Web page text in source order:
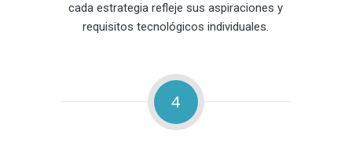
cada estrategia refleje sus aspiraciones y
requisitos tecnológicos individuales.
4